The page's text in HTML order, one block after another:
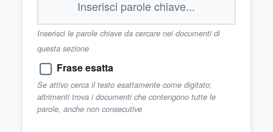
Inserisci le parole chiave da cercare nei documenti di
questa sezione
Frase esatta
Se attivo cerca il testo esattamente come digitato;
altrimenti trova i documenti che contengono tutte le
parole, anche non consecutive